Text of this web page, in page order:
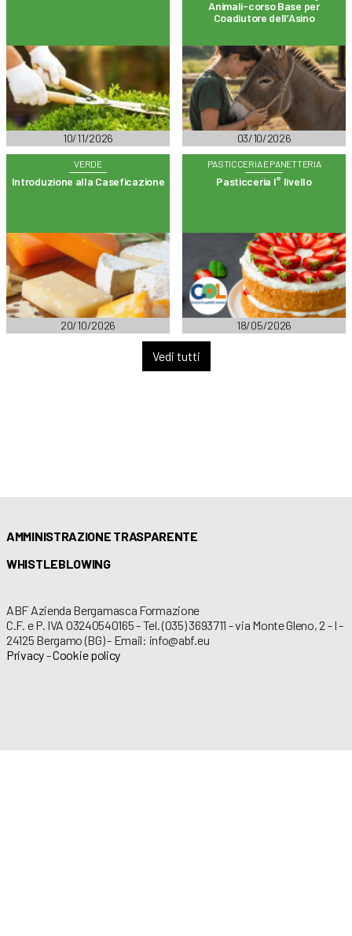
10/11/2026
Animali-corso Base per
Coadiutore dell’Asino
03/10/2026
VERDE
Introduzione alla Caseficazione
20/10/2026
PASTICCERIA E PANETTERIA
Pasticceria I° livello
18/05/2026
Vedi tutti
AMMINISTRAZIONE TRASPARENTE
WHISTLEBLOWING
ABF Azienda Bergamasca Formazione
C.F. e P. IVA 03240540165 - Tel. (035) 3693711 - via Monte Gleno, 2 - I -
24125 Bergamo (BG) - Email: info@abf.eu
Privacy-Cookie policy